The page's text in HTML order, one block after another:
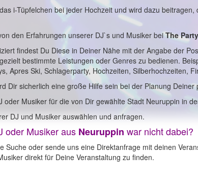
i-Tüpfelchen bei jeder Hochzeit und wird dazu
den Erfahrungen unserer DJ`s und Musiker beiThe
findest Du Diese in Deiner Nähe mit der Angabe der
bestimmte Leistungen oder Genres zu bedienen.
Apres Ski, Schlagerparty, Hochzeiten, Silberhochzeiten,
Dir sicherlich eine große Hilfe sein bei der Planung Deiner
oder Musiker für die von Dir gewählte Stadt Neuruppin in
DJ und Musiker auswählen und anfragen.
oder Musiker aus Neuruppin war nicht dabei?
Suche oder sende uns eine Direktanfrage mit deinen
direkt für Deine Veranstaltung zu finden.